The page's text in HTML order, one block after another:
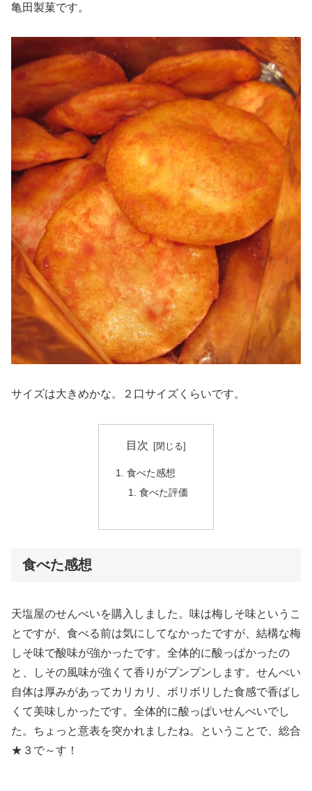
亀田製菓です。
サイズは大きめかな。２口サイズくらいです。
目次
食べた感想
食べた評価
食べた感想
天塩屋のせんべいを購入しました。味は梅しそ味というこ
とですが、食べる前は気にしてなかったですが、結構な梅
しそ味で酸味が強かったです。全体的に酸っぱかったの
と、しその風味が強くて香りがプンプンします。せんべい
自体は厚みがあってカリカリ、ボリボリした食感で香ばし
くて美味しかったです。全体的に酸っぱいせんべいでし
た。ちょっと意表を突かれましたね。ということで、総合
★３で～す！